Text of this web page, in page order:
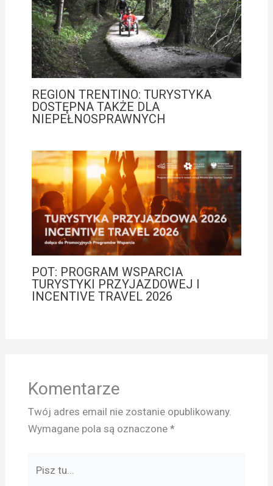
REGION TRENTINO: TURYSTYKA
DOSTĘPNA TAKŻE DLA
NIEPEŁNOSPRAWNYCH
POT: PROGRAM WSPARCIA
TURYSTYKI PRZYJAZDOWEJ I
INCENTIVE TRAVEL 2026
Komentarze
Twój adres email nie zostanie opublikowany.
Wymagane pola są oznaczone *
tu...